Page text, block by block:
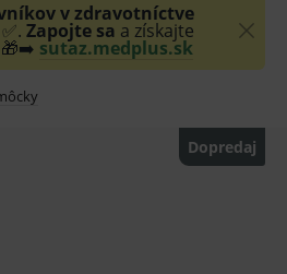
v zdravotníctve
Zapojte sa a získajte
sutaz.medplus.sk
Dopredaj